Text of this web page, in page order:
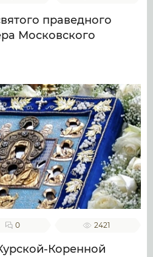
праведного
Московского
0 2421
Коренной